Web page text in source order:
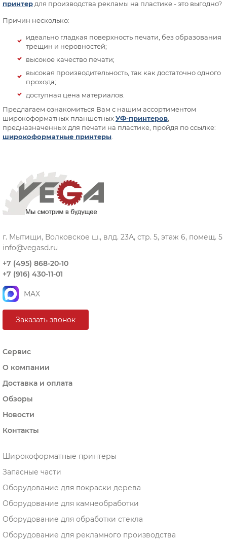
принтер для производства рекламы на пластике - это выгодно?
Причин несколько:
идеально гладкая поверхность печати, без образования
трещин и неровностей;
высокое качество печати;
высокая производительность, так как достаточно одного
прохода;
доступная цена материалов.
Предлагаем ознакомиться Вам с нашим ассортиментом
широкоформатных планшетныхУФ-принтеров
предназначенных для печати на пластике, пройдя по ссылке:
широкоформатные принтеры
г. Мытищи, Волковское ш., влд. 23А, стр. 5, этаж 6, помещ. 5
info@vegasd.ru
+7 (495) 868-20-10
+7 (916) 430-11-01
MAX
Заказать звонок
Сервис
О компании
Доставка и оплата
Обзоры
Новости
Контакты
Широкоформатные принтеры
Запасные части
Оборудование для покраски дерева
Оборудование для камнеобработки
Оборудование для обработки стекла
Оборудование для рекламного производства